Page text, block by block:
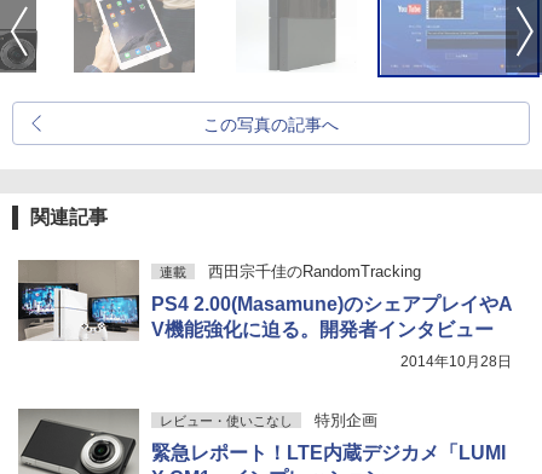
この写真の記事へ
関連記事
連載 西田宗千佳のRandomTracking
PS4 2.00(Masamune)のシェアプレイやA
V機能強化に迫る。開発者インタビュー
2014年10月28日
レビュー・使いこなし 特別企画
緊急レポート！LTE内蔵デジカメ「LUMI